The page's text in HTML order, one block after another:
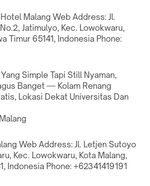
Malang Web Address: Jl.
Jatimulyo, Kec. Lowokwaru,
Timur 65141, Indonesia Phone:
Simple Tapi Still Nyaman,
Banget — Kolam Renang
Lokasi Dekat Universitas Dan
Web Address: Jl. Letjen Sutoyo
Kec. Lowokwaru, Kota Malang,
Indonesia Phone: +62341419191